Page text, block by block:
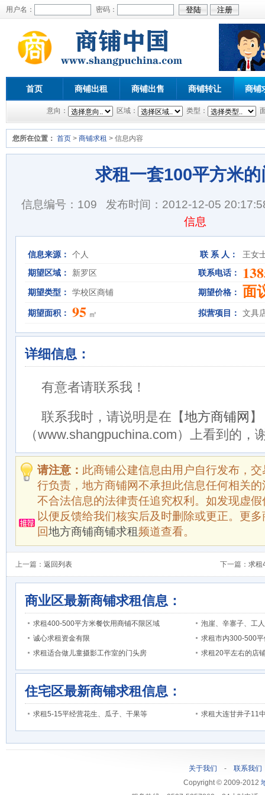
用户名： 密码：
首页 商铺出租 商铺出售 商铺转让 商铺
意向： 区域： 类型：
您所在位置： 首页 > 商铺求租 > 信息内容
求租一套100平方米
信息编号：109
发布时间：2012-12-05
信息
信息来源： 个人 联 系 人：
王女
期望区域：
新罗区 联系电话：
期望类型： 学校区商铺 期望价格： 面
期望面积： 95 ㎡ 拟营项目： 文具
详细信息：
有意者请联系我！
联系我时，请说明是在【地方商铺网 】
（www.shangpuchina.com）上看到的，
请注意： 此商铺公建信息由用户自行发布，
行负责，地方商铺网不承担此信息任何相关
不合法信息的法律责任追究权利。如发现虚
以便反馈给我们核实后及时删除或更正。更
回地方商铺商铺求租频道查看。
上一篇： 返回列表 下一篇： 求租
商业区最新商铺求租信息：
求租400-500平方米餐饮用商铺不限区域
泡崖、辛寨子、工
诚心求租资金有限
求租市内300-500
求租适合做儿童摄影工作室的门头房
求租20平左右的店
住宅区最新商铺求租信息：
求租5-15平经营花生、瓜子、干果等 求租大连甘井子11
关于我们 - 联系我们
Copyright © 2009-2012